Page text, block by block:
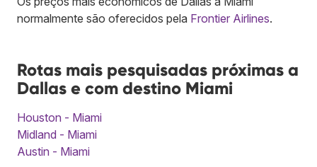
normalmente são oferecidos pela Frontier Airlines.
Rotas mais pesquisadas próximas a
Dallas e com destino Miami
Houston - Miami
Midland - Miami
Austin - Miami